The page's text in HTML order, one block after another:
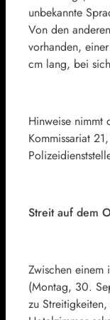
unbekannte
Von den
vorhanden,
cm lang, bei
Hinweise nimmt
Kommissariat
Streit auf dem
Zwischen einem
(Montag, 30.
zu